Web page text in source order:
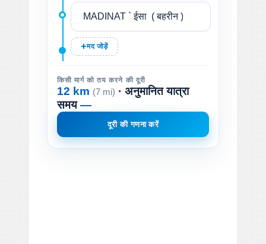
मद जोड़ें
किसी मार्ग को तय करने की दूरी
12 km (7 mi) · अनुमानित यात्रा
समय—
दूरी की गणना करें